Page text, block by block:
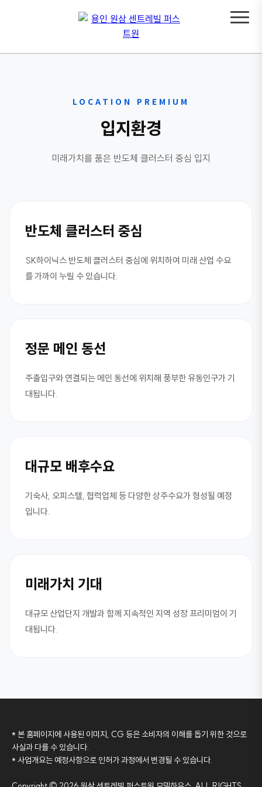
LOCATION PREMIUM
입지환경
미래가치를 품은 반도체 클러스터 중심 입지
반도체 클러스터 중심
SK하이닉스 반도체 클러스터 중심에 위치하여 미래 산업 수요
를 가까이 누릴 수 있습니다.
정문 메인 동선
주출입구와 연결되는 메인 동선에 위치해 풍부한 유동인구가 기
대됩니다.
대규모 배후수요
기숙사, 오피스텔, 협력업체 등 다양한 상주수요가 형성될 예정
입니다.
미래가치 기대
대규모 산업단지 개발과 함께 지속적인 지역 성장 프리미엄이 기
대됩니다.
* 본 홈페이지에 사용된 이미지, CG 등은 소비자의 이해를 돕기 위한 것으로
사실과 다를 수 있습니다.
* 사업개요는 예정사항으로 인허가 과정에서 변경될 수 있습니다.